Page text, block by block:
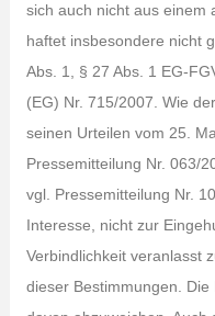
sich auch nicht aus einem
haftet insbesondere nicht
Abs. 1, § 27 Abs. 1 EG-
(EG) Nr. 715/2007. Wie
seinen Urteilen vom 25.
Pressemitteilung Nr. 063/
vgl. Pressemitteilung Nr.
Interesse, nicht zur
Verbindlichkeit veranlasst
dieser Bestimmungen. Die